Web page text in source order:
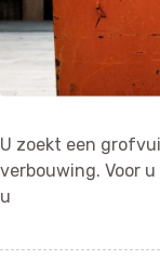
U zoekt een
verbouwing. Voor
u